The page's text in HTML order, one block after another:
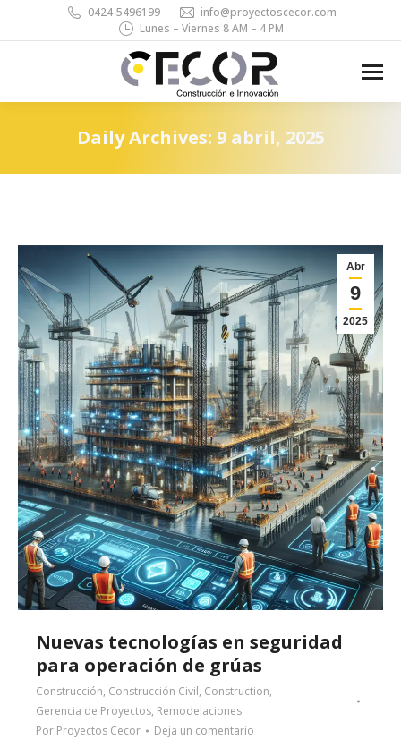
0424-5496199
info@proyectoscecor.com
Lunes – Viernes 8 AM – 4 PM
Daily Archives: 9 abril, 2025
Abr
9
2025
Nuevas tecnologías en seguridad
para operación de grúas
Construcción, Construcción Civil, Construction,
Gerencia de Proyectos, Remodelaciones
Por Proyectos Cecor Deja un comentario